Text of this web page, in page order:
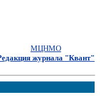
МЦНМО
журнала "Квант"